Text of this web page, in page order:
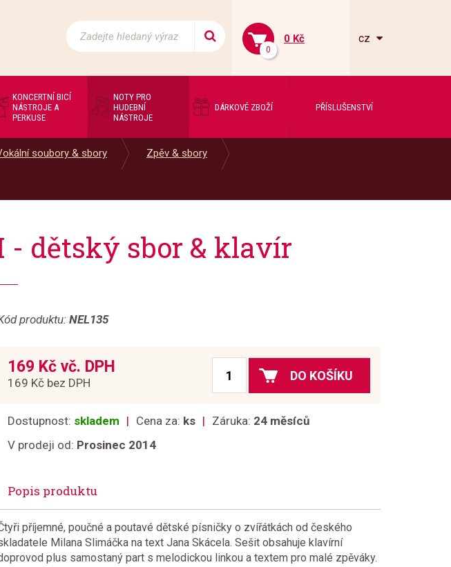
0
0 Kč cz
KONCERTNÍ BICÍ
NÁSTROJE A
PERKUSE
NOTY PRO
HUDEBNÍ
NÁSTROJE
DÁRKOVÉ ZBOŽÍ PŘÍSLUŠENSTVÍ
soubory & sbory Zpěv & sbory
- dětský sbor & klavír
produktu: NEL135
169 Kč vč. DPH
169 Kč bez DPH
DO KOŠÍKU
Dostupnost: skladem Cena za: ks Záruka: 24 měsíců
V prodeji od: Prosinec 2014
Popis produktu
příjemné, poučné a poutavé dětské písničky o zvířátkách od českého
Milana Slimáčka na text Jana Skácela. Sešit obsahuje klavírní
plus samostaný part s melodickou linkou a textem pro malé zpěváky.